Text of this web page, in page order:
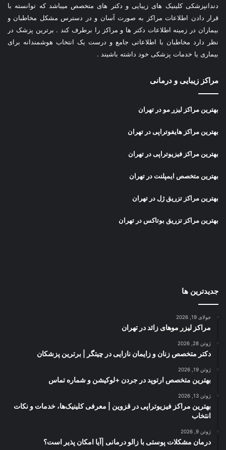
دندانپزشکی کلینیک های زیبایی و دکتر های متخصص میباشد که توانسته با
قرار دادن اطلاعات مراکز به صورت آسان و در دسترس مشکل مخاطبان و
بیماران در زمینه اطلاعات دکتر ها و مراکز را برطرف کند . برترین پزشک در
نظر دارد مخاطبان با اطلاعاتی جامع و درست یک انتخاب هوشمندانه برای
بیماری یا خدمات پزشکی خود داشته باشیند .
مراکز زیبایی و درمانی
بهترین مراکز لیزر مو در تهران
بهترین مراکز هایفوتراپی در تهران
بهترین مراکز فیزیوتراپی در تهران
بهترین متخصص ایمپلنت در تهران
بهترین مراکز تزریق ژل در تهران
بهترین مراکز تزریق بوتاکس در تهران
جدیدترین ها
جولای 19, 2026
مراکز لیزر موهای زائد در تهران
ژوئن 28, 2026
دکتر متخصص زنان و زایمان نازایی در چیتگر | برترین پزشکان
ژوئن 19, 2026
بهترین متخصص ارتوپد در جردن +لوکیشن و شماره تماس
ژوئن 13, 2026
بهترین مراکز فیزیوتراپی در قزوین | معرفی کلینیک‌ها، خدمات و نکات
انتخاب
ژوئن 9, 2026
درمان مشکلات پوستی با زالو درمانی |آیا امکان پذیر است؟